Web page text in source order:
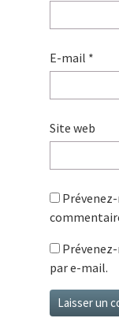
E-mail *
Site web
par e-mail.